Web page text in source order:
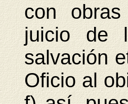
con
juicio de
salvación
Oficio al